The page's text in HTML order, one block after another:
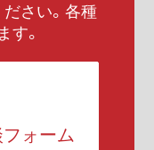
さい。各種
す。
フォーム